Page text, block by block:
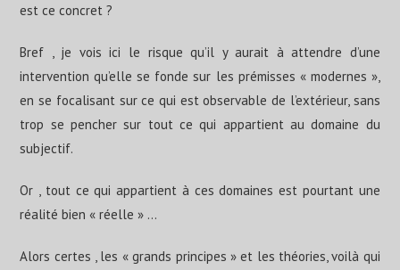
est ce concret ?
Bref , je vois ici le risque qu’il y aurait à attendre d’une
intervention qu’elle se fonde sur les prémisses « modernes »,
en se focalisant sur ce qui est observable de l’extérieur, sans
trop se pencher sur tout ce qui appartient au domaine du
subjectif.
Or , tout ce qui appartient à ces domaines est pourtant une
réalité bien « réelle » …
Alors certes , les « grands principes » et les théories, voilà qui